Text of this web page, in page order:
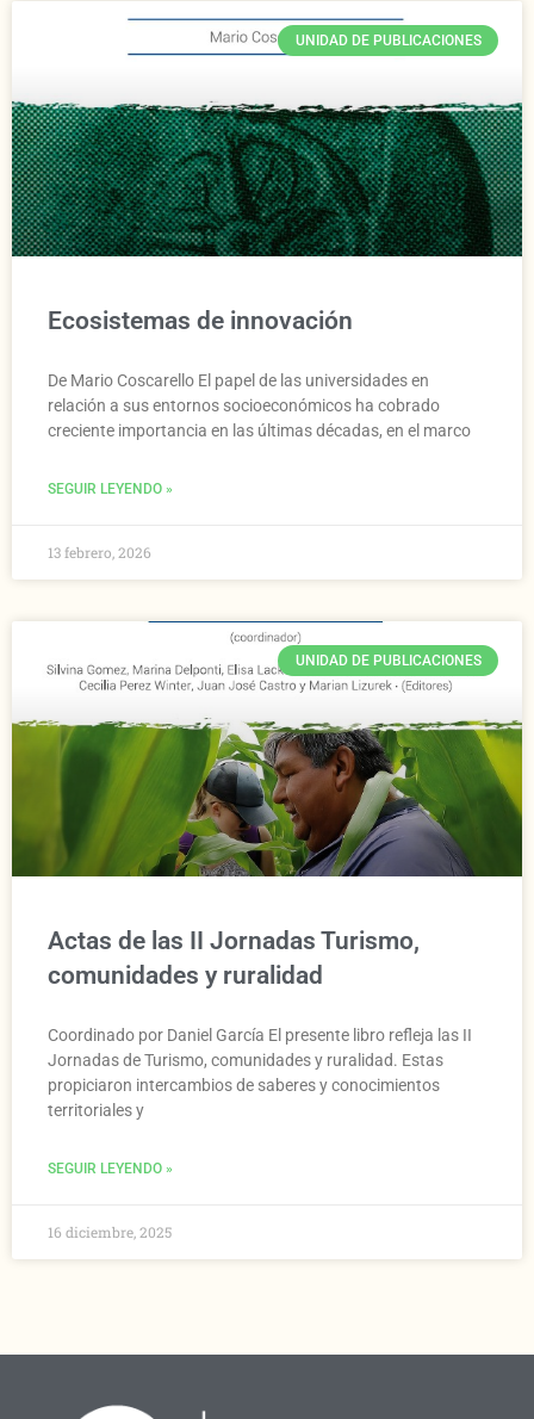
UNIDAD DE PUBLICACIONES
Ecosistemas de innovación
De Mario Coscarello El papel de las universidades en
relación a sus entornos socioeconómicos ha cobrado
creciente importancia en las últimas décadas, en el marco
SEGUIR LEYENDO »
13 febrero, 2026
UNIDAD DE PUBLICACIONES
Actas de las II Jornadas Turismo,
comunidades y ruralidad
Coordinado por Daniel García El presente libro refleja las II
Jornadas de Turismo, comunidades y ruralidad. Estas
propiciaron intercambios de saberes y conocimientos
territoriales y
SEGUIR LEYENDO »
16 diciembre, 2025